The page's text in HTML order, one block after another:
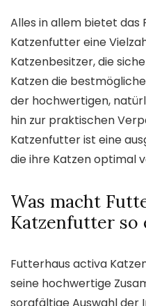
Alles in allem bietet das
Katzenfutter eine
Katzenbesitzer, die
Katzen die
der hochwertigen,
hin zur praktischen
Katzenfutter ist eine
die ihre Katzen optimal
Was macht
Katzenfutter so
Futterhaus activa
seine hochwertige
sorgfältige Auswahl der